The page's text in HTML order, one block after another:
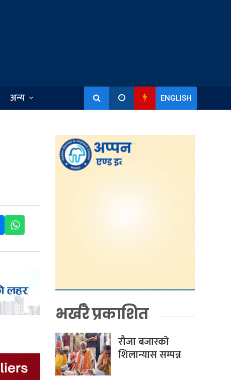
अन्य ENGLISH
भर्खरै प्रकाशित
रौजा बजारको
शिलान्यास सम्पन्न